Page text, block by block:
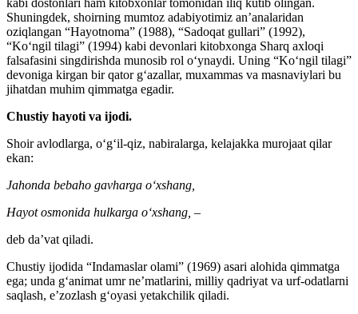
Shuningdek, shoirning mumtoz adabiyotimiz anʼanalaridan
oziqlangan “Hayotnoma” (1988), “Sadoqat gullari” (1992),
“Koʻngil tilagi” (1994) kabi devonlari kitobxonga Sharq axloqi
falsafasini singdirishda munosib rol oʻynaydi. Uning “Koʻngil tilagi”
devoniga kirgan bir qator gʻazallar, muxammas va masnaviylari bu
jihatdan muhim qimmatga egadir.
Chustiy hayoti va ijodi.
Shoir avlodlarga, oʻgʻil-qiz, nabiralarga, kelajakka murojaat qilar
ekan:
Jahonda bebaho gavharga oʻxshang,
Hayot osmonida hulkarga oʻxshang, –
deb daʼvat qiladi.
Chustiy ijodida “Indamaslar olami” (1969) asari alohida qimmatga
ega; unda gʻanimat umr neʼmatlarini, milliy qadriyat va urf-odatlarni
saqlash, eʼzozlash gʻoyasi yetakchilik qiladi.